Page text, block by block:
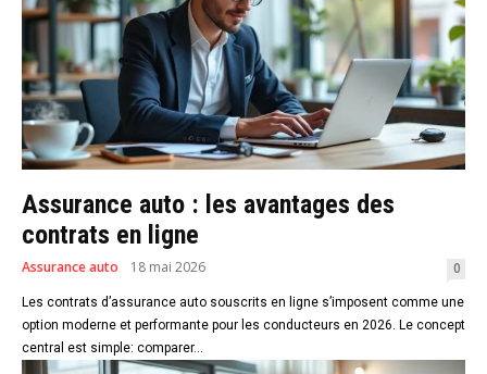
Assurance auto : les avantages des
contrats en ligne
Assurance auto 18 mai 2026 0
Les contrats d’assurance auto souscrits en ligne s’imposent comme une
option moderne et performante pour les conducteurs en 2026. Le concept
central est simple: comparer...